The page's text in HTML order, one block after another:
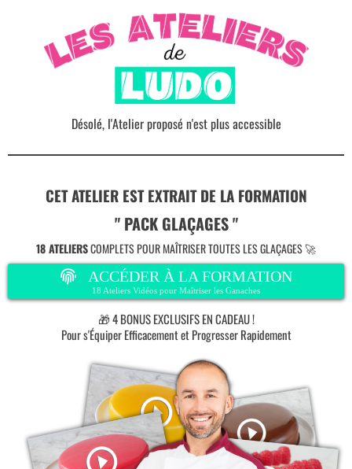
Désolé, l'Atelier proposé n'est plus accessible
CET ATELIER EST EXTRAIT DE LA FORMATION
" PACK GLAÇAGES "
18 ATELIERSCOMPLETS POUR MAÎTRISER TOUTES LES GLAÇAGES 🚀
ACCÉDER À LA FORMATION
18 Ateliers Vidéos pour Maîtriser les Ganaches
🎁 4 BONUS EXCLUSIFS EN CADEAU !
Pour s'Équiper Efficacement et Progresser Rapidement